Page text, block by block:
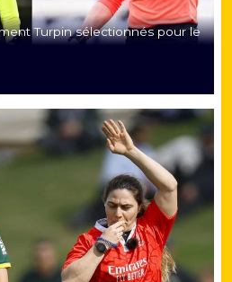
Turpin sélectionnés pour le